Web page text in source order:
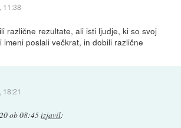
11:38
različne rezultate, ali isti ljudje, ki so svoj
imeni poslali večkrat, in dobili različne
18:21
ob 08:45izjavil: